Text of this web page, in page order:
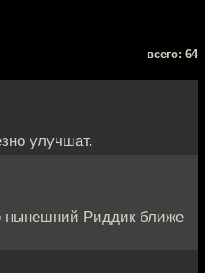
всего: 64
улучшат.
нынешний Риддик ближе